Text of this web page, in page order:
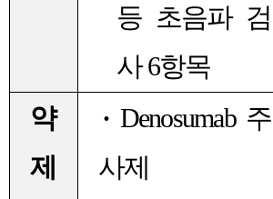
등 초음파 검
사6항목
약
제
· Denosumab 주
사제